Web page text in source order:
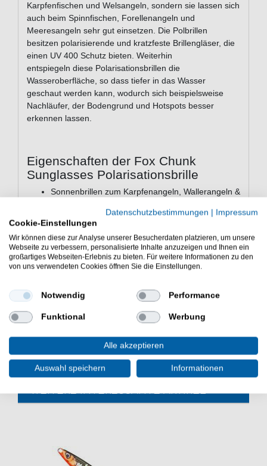
Karpfenfischen und Welsangeln, sondern sie lassen sich
auch beim Spinnfischen, Forellenangeln und
Meeresangeln sehr gut einsetzen. Die Polbrillen
besitzen polarisierende und kratzfeste Brillengläser, die
einen UV 400 Schutz bieten. Weiterhin
entspiegeln diese Polarisationsbrillen die
Wasseroberfläche, so dass tiefer in das Wasser
geschaut werden kann, wodurch sich beispielsweise
Nachläufer, der Bodengrund und Hotspots besser
erkennen lassen.
Eigenschaften der Fox Chunk
Sunglasses Polarisationsbrille
Sonnenbrillen zum Karpfenangeln, Wallerangeln &
polarisierende, kratzfeste TAC-Gläser
UV 400-Schutz
inklusive Hardcase und Reinigungstuch
Material des Hardcases: 100% Polyester
Material des Reinigungstuchs: 70% Polyester,
Die Fox Chunk Sunglasses Polarisationsbrille ist gut
zum Spinnangeln auf Barsch, Zander & Hecht. Die
Poolbrillen sind gut zum Karpfen- & Welsfischen.
WEITERE INTERESSANTE ARTIKEL
Datenschutzbestimmungen | Impressum
Cookie-Einstellungen
Wir können diese zur Analyse unserer Besucherdaten platzieren, um unsere
Webseite zu verbessern, personalisierte Inhalte anzuzeigen und Ihnen ein
großartiges Webseiten-Erlebnis zu bieten. Für weitere Informationen zu den
von uns verwendeten Cookies öffnen Sie die Einstellungen.
Notwendig Performance
Funktional Werbung
Alle akzeptieren
Auswahl speichern Informationen